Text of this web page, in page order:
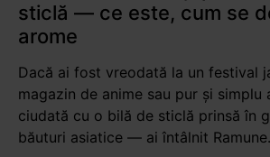
sticlă — ce este, cum se
arome
Dacă ai fost vreodată la un festival
magazin de anime sau pur și simplu
ciudată cu o bilă de sticlă prinsă în
băuturi asiatice — ai întâlnit